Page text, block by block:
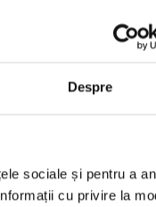
Despre
sociale și pentru a
cu privire la
neprogramabil
sistem antigripare